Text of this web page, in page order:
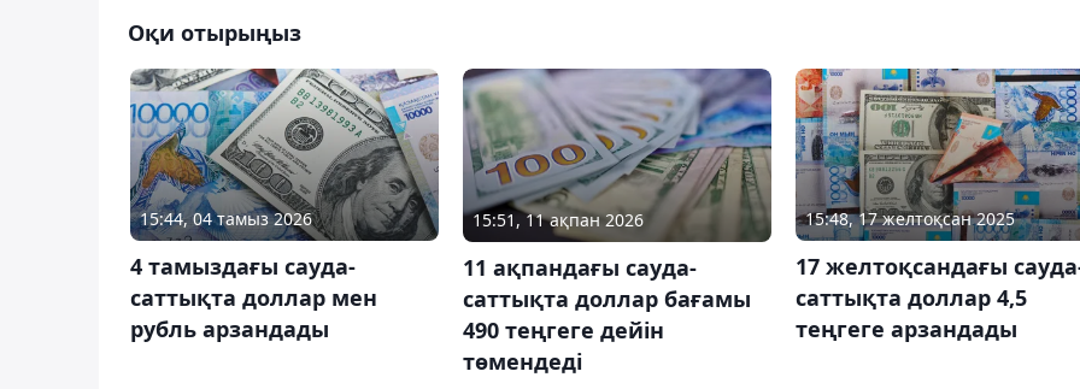
Оқи отырыңыз
15:44, 04 тамыз 2026
4 тамыздағы сауда-
саттықта доллар мен
рубль арзандады
15:51, 11 ақпан 2026
11 ақпандағы сауда-
саттықта доллар бағамы
490 теңгеге дейін
төмендеді
15:48, 17 желтоқсан 2025
17 желтоқсандағы
саттықта доллар 4,5
теңгеге арзандады